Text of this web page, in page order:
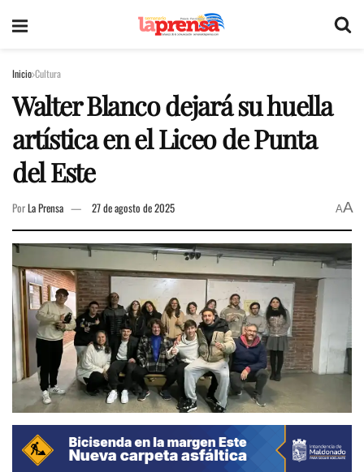
Inicio Cultura
Walter Blanco dejará su huella
artística en el Liceo de Punta
del Este
PorLa Prensa 27 de agosto de 2025 AA